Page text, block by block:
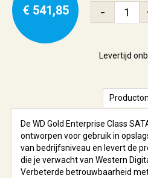
€ 541,85 -
Levertijd
De WD Gold Enterprise Class
ontworpen voor gebruik in
van bedrijfsniveau en levert de
die je verwacht van Western
Verbeterde betrouwbaarheid